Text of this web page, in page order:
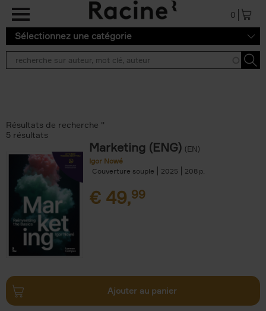
Aller au contenu principal
0
Sélectionnez une catégorie
Résultats de recherche ''
5 résultats
Marketing (ENG) (EN)
Igor Nowé
Couverture souple
2025 208
€ 49,99
Ajouter au panier